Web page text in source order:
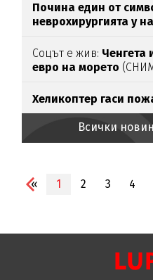
Почина един от
неврохирургията у
Соцът е жив: Ченгета
евро на морето
Хеликоптер гаси
Всички
« 1 2 3 4